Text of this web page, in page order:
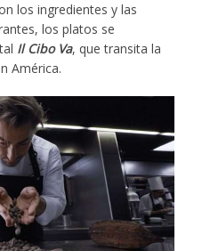
los ingredientes y las
los platos se
Il Cibo Va, que transita la
América.